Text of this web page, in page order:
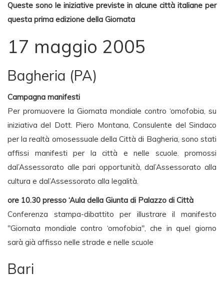
Queste sono le iniziative previste in alcune città italiane per
questa prima edizione della Giornata
17 maggio 2005
Bagheria (PA)
Campagna manifesti
Per promuovere la Giornata mondiale contro ‘omofobia, su
iniziativa del Dott. Piero Montana, Consulente del Sindaco
per la realtà omosessuale della Città di Bagheria, sono stati
affissi manifesti per la città e nelle scuole. promossi
dal’Assessorato alle pari opportunità, dal’Assessorato alla
cultura e dal’Assessorato alla legalità.
ore 10.30 presso ‘Aula della Giunta di Palazzo di Città
Conferenza stampa-dibattito per illustrare il manifesto
"Giornata mondiale contro ‘omofobia", che in quel giorno
sarà già affisso nelle strade e nelle scuole
Bari